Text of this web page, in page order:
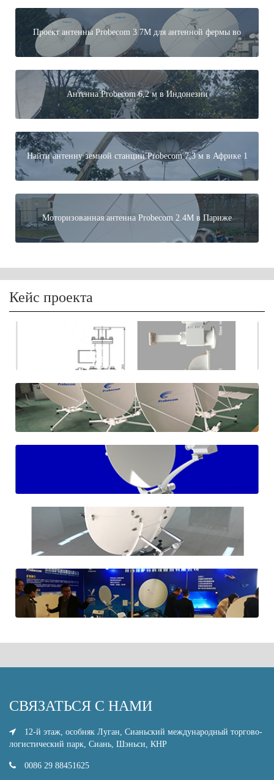
своевременная доставка
Проект антенны Probecom 3.7M для антенной фермы во
Франции
Антенна Probecom 6,2 м в Индонезии
Найти антенну земной станции Probecom 7,3 м в Африке 1
Моторизованная антенна Probecom 2.4M в Париже
Кейс проекта
СВЯЗАТЬСЯ С НАМИ
12-й этаж, особняк Луган, Сианьский международный торгово-
логистический парк, Сиань, Шэньси, КНР
0086 29 88451625